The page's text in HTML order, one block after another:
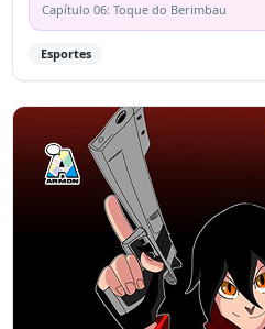
Capítulo 06: Toque do Berimbau
Esportes